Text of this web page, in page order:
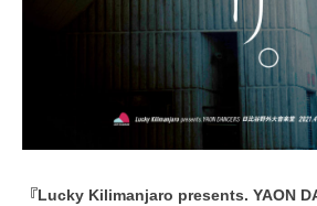
『Lucky Kilimanjaro presents. YAON